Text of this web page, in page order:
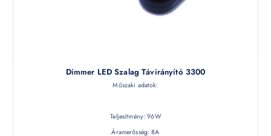
Dimmer LED Szalag Távirányító 3300
Műszaki adatok:
Teljesítmény: 96W
Áramerősség: 8A